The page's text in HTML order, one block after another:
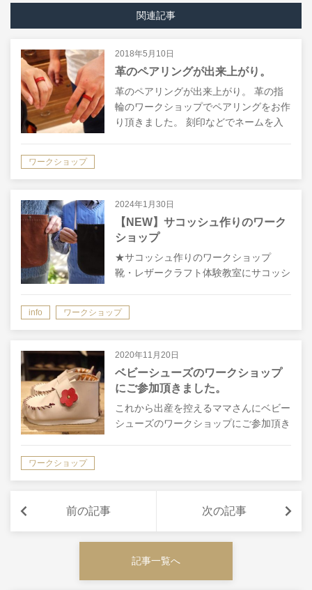
関連記事
2018年5月10日
革のペアリングが出来上がり。
革のペアリングが出来上がり。 革の指
輪のワークショップでペアリングをお作
り頂きました。 刻印などでネームを入
ワークショップ
2024年1月30日
【NEW】サコッシュ作りのワーク
ショップ
★サコッシュ作りのワークショップ
靴・レザークラフト体験教室にサコッシ
ーに加わりました。 ちょっとしたお出
かけにピッタリのレザーサコッシュ♪ サ
info ワークショップ
2020年11月20日
ベビーシューズのワークショップ
にご参加頂きました。
これから出産を控えるママさんにベビー
シューズのワークショップにご参加頂き
ワークショップ
前の記事 次の記事
記事一覧へ